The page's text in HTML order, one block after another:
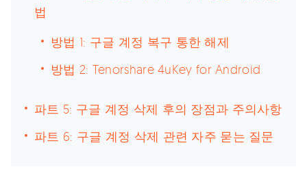
법
방법 1: 구글 계정 복구 통한 해제
방법 2: Tenorshare 4uKey for Android
파트 5: 구글 계정 삭제 후의 장점과 주의사항
파트 6: 구글 계정 삭제 관련 자주 묻는 질문